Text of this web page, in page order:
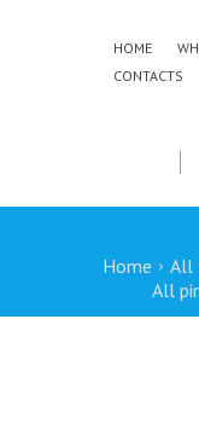
HOME
CONTACTS
Home All
All